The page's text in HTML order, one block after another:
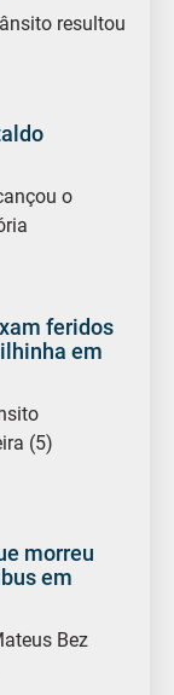
resultou
o
feridos
em
(5)
morreu
em
Bez